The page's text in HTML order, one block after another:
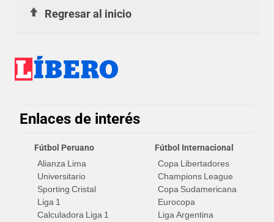
Regresar al inicio
Enlaces de interés
Fútbol Peruano
Alianza Lima
Universitario
Sporting Cristal
Liga 1
Calculadora Liga 1
Fútbol Internacional
Copa Libertadores
Champions League
Copa Sudamericana
Eurocopa
Liga Argentina